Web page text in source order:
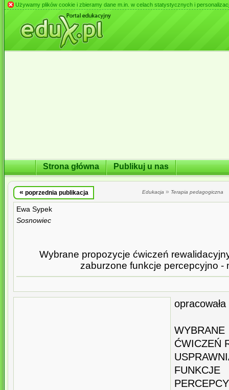
Używamy plików cookie i zbieramy dane m.in. w celach statystycznych i
Strona główna Publikuj u nas
« poprzednia publikacja Edukacja » Terapia pedagogiczna
Ewa Sypek
Sosnowiec
Wybrane propozycje ćwiczeń
zaburzone funkcje percepcyjno -
ĆWICZEŃ
FUNKCJE